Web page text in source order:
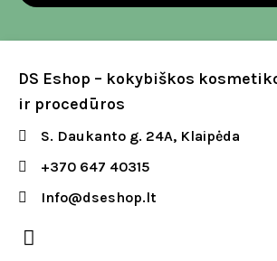
DS Eshop – kokybiškos
ir procedūros
S. Daukanto g. 24A, Klaipėda
+370 647 40315
Info@dseshop.lt